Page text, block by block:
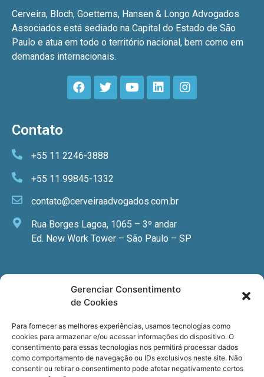
Gerenciar Consentimento
de Cookies
Para fornecer as melhores experiências, usamos tecnologias como
cookies para armazenar e/ou acessar informações do dispositivo. O
consentimento para essas tecnologias nos permitirá processar dados
como comportamento de navegação ou IDs exclusivos neste site. Não
consentir ou retirar o consentimento pode afetar negativamente certos
Cerveira, Bloch, Goettems, Hansen & Longo Advogados
Associados está sediado na Capital do Estado de São
Paulo e atua em todo o território nacional, bem como em
demandas internacionais.
Contato
+55 11 2246-3888
+55 11 99845-1332
contato@cerveiraadvogados.com.br
Rua Borges Lagoa, 1065 – 3º andar
Ed. New Work Tower – São Paulo – SP
Newsletter
especializadas, cursos e eventos?
Registre seu email.